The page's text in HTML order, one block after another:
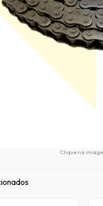
Clique na